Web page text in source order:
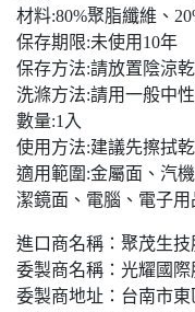
材料:80%聚脂纖維、
保存期限:未使用10年
保存方法:請放置陰涼
洗滌方法:請用一般中
數量:1入
使用方法:建議先擦拭
適用範圍:金屬面、汽
潔鏡面、電腦、電子用
進口商名稱：聚茂生技
委製商名稱：光耀國際
委製商地址：台南市東